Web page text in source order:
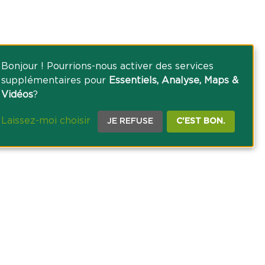
Bonjour ! Pourrions-nous activer des services
supplémentaires pour Essentiels, Analyse, Maps &
Vidéos?
Laissez-moi choisir JE REFUSE C'EST BON.